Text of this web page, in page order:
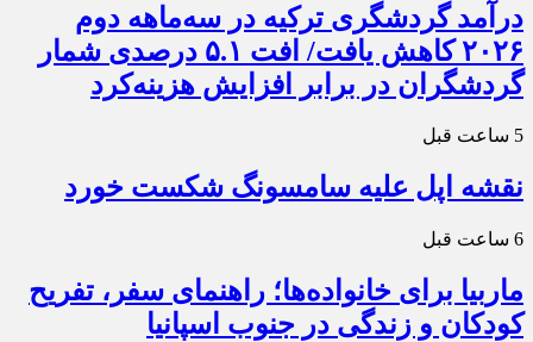
درآمد گردشگری ترکیه در سه‌ماهه دوم
۲۰۲۶ کاهش یافت/ افت ۵.۱ درصدی شمار
گردشگران در برابر افزایش هزینه‌کرد
5 ساعت قبل
نقشه اپل علیه سامسونگ شکست خورد
6 ساعت قبل
ماربیا برای خانواده‌ها؛ راهنمای سفر، تفریح
کودکان و زندگی در جنوب اسپانیا